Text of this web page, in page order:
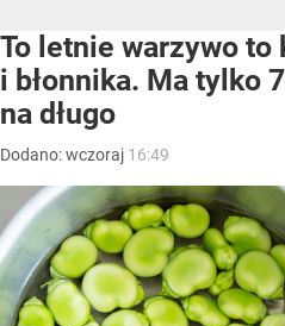
To letnie warzywo to
i błonnika. Ma tylko
na długo
Dodano:wczoraj 16:49